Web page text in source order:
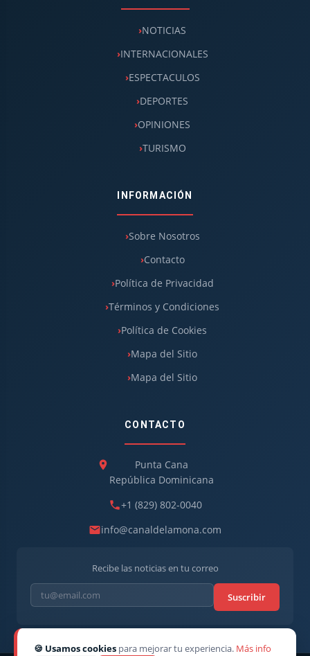
NOTICIAS
INTERNACIONALES
ESPECTACULOS
DEPORTES
OPINIONES
TURISMO
INFORMACIÓN
Sobre Nosotros
Contacto
Política de Privacidad
Términos y Condiciones
Política de Cookies
Mapa del Sitio
Mapa del Sitio
CONTACTO
Punta Cana
República Dominicana
+1 (829) 802-0040
info@canaldelamona.com
Recibe las noticias en tu correo
Suscribir
🍪 Usamos cookies para mejorar tu experiencia. Más info